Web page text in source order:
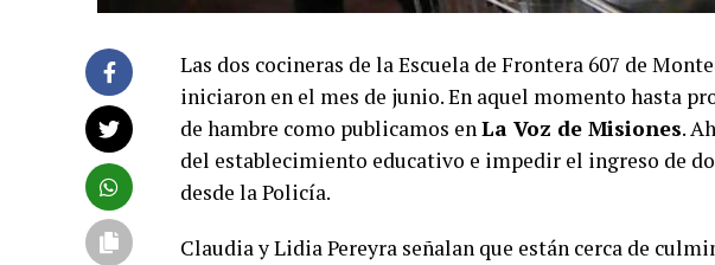
Las dos cocineras de la Escuela de Frontera 607 de
iniciaron en el mes de junio. En aquel momento hasta
de hambre como publicamos enLa Voz de Misiones.
del establecimiento educativo e impedir el ingreso de
desde la Policía.
Claudia y Lidia Pereyra señalan que están cerca de